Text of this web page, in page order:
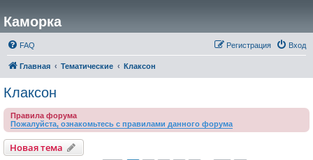
Каморка
FAQ Вход
Регистрация
Главная Тематические Клаксон
Клаксон
Правила форума
Пожалуйста, ознакомьтесь с правилами данного форума
Новая тема